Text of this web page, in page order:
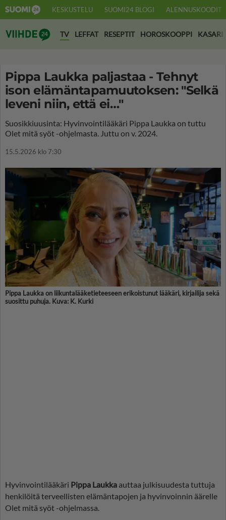
KESKUSTELU SUOMI24 BLOGI ALENNUSKOODIT
Suomi24 Viihde
TV LEFFAT RESEPTIT HOROSKOOPPI KASARI
Pippa Laukka paljastaa - Tehnyt
ison elämäntapamuutoksen: "Selkä
leveni niin, että ei…"
Suosikkiuusinta: Hyvinvointilääkäri Pippa Laukka on tuttu
Olet mitä syöt -ohjelmasta. Juttu on v. 2024.
15.5.2026 klo 7:30
Pippa Laukka on liikunta­lääke­tieteeseen erikoistunut ­lääkäri, kirjailija sekä
suosittu puhuja. Kuva: K. Kurki
Hyvinvointilääkäri Pippa Laukka auttaa julkisuudesta tuttuja
henkilöitä terveellisten elämäntapojen ja hyvinvoinnin äärelle
Olet mitä syöt -ohjelmassa.